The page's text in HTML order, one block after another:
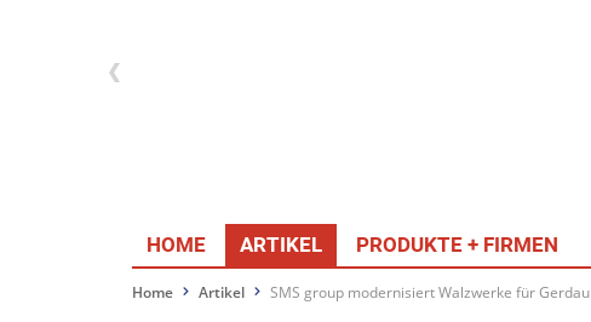
HOME ARTIKEL PRODUKTE + FIRMEN
Home Artikel SMS group modernisiert Walzwerke für Gerdau